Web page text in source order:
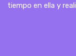
tiempo en ella y